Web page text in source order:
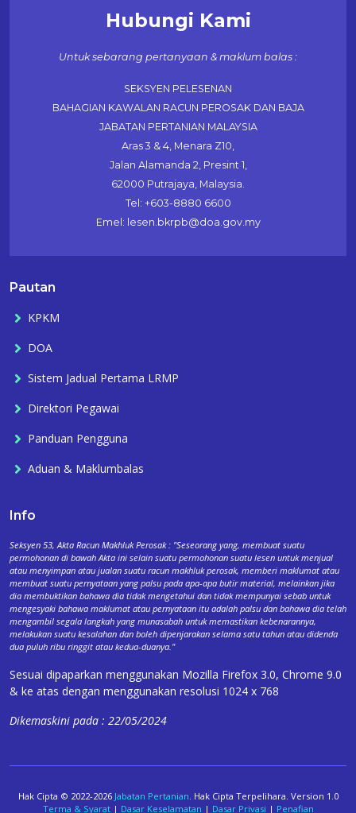
Hubungi Kami
Untuk sebarang pertanyaan & maklum balas :
SEKSYEN PELESENAN
BAHAGIAN KAWALAN RACUN PEROSAK DAN BAJA
JABATAN PERTANIAN MALAYSIA
Aras 3 & 4, Menara Z10,
Jalan Alamanda 2, Presint 1,
62000 Putrajaya, Malaysia.
Tel: +603-8880 6600
Emel: lesen.bkrpb@doa.gov.my
Pautan
KPKM
DOA
Sistem Jadual Pertama LRMP
Direktori Pegawai
Panduan Pengguna
Aduan & Maklumbalas
Info
Seksyen 53, Akta Racun Makhluk Perosak : "Seseorang yang, membuat suatu
permohonan di bawah Akta ini selain suatu permohonan suatu lesen untuk menjual
atau menyimpan atau jualan suatu racun makhluk perosak, memberi maklumat atau
membuat suatu pernyataan yang palsu pada apa-apa butir material, melainkan jika
dia membuktikan bahawa dia tidak mengetahui dan tidak mempunyai sebab untuk
mengesyaki bahawa maklumat atau pernyataan itu adalah palsu dan bahawa dia telah
mengambil segala langkah yang munasabah untuk memastikan kebenarannya,
melakukan suatu kesalahan dan boleh dipenjarakan selama satu tahun atau didenda
dua puluh ribu ringgit atau kedua-duanya."
Sesuai dipaparkan menggunakan Mozilla Firefox 3.0, Chrome 9.0
& ke atas dengan menggunakan resolusi 1024 x 768
Dikemaskini pada : 22/05/2024
Hak Cipta © 2022-2026 Jabatan Pertanian. Hak Cipta Terpelihara. Version 1.0
Terma & Syarat| Dasar Keselamatan | Dasar Privasi | Penafian